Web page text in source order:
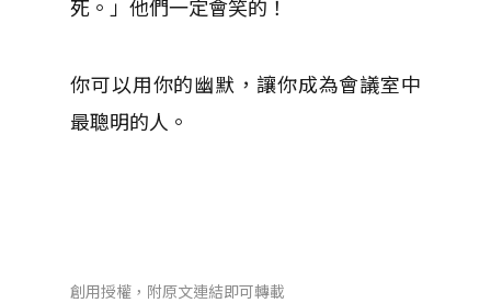
死。」他們一定會笑的！
你可以用你的幽默，讓你成為會議室中
最聰明的人。
創用授權，附原文連結即可轉載